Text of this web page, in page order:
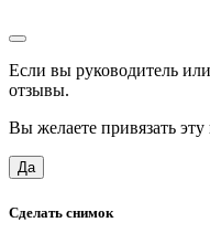
Если вы руководитель
отзывы.
Вы желаете привязать
Да
Сделать снимок